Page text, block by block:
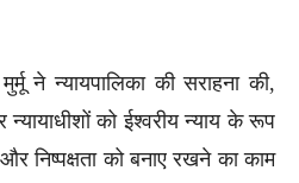
ने न्यायपालिका की सराहना की,
को ईश्वरीय न्याय के रूप
निष्पक्षता को बनाए रखने का काम